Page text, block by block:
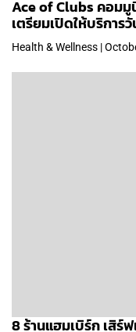
Ace of Clubs คอมมู
เตรียมเปิดให้บริการ
Health & Wellness |
8 ร้านแฮมเบิร์ก เสิร์